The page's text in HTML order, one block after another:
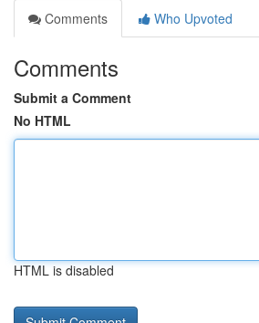
Comments
Who Upvoted
Comments
Submit a Comment
No HTML
HTML is disabled